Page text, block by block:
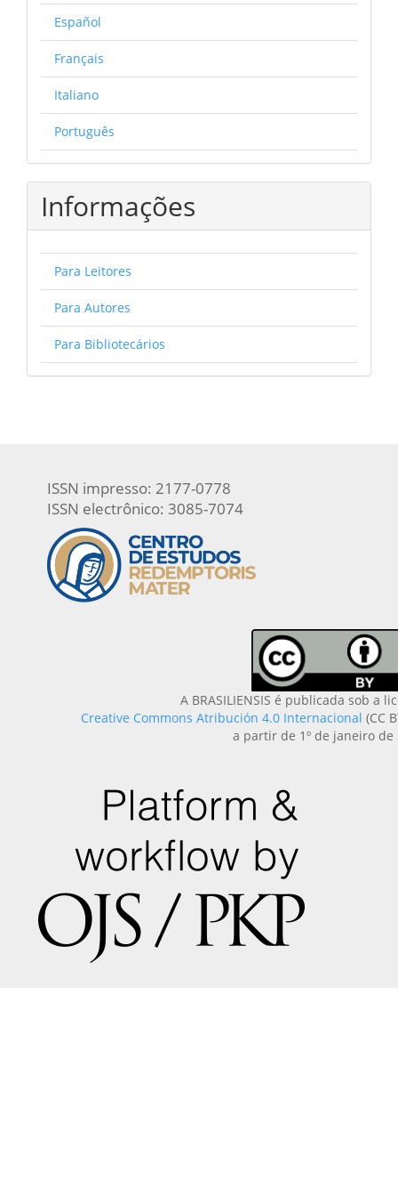
Español
Français
Italiano
Português
Informações
Para Leitores
Para Autores
Para Bibliotecários
ISSN impresso: 2177-0778
ISSN electrônico: 3085-7074
A BRASILIENSIS é publicada sob a
Creative Commons Atribución 4.0 Internacional (CC
a partir de 1º de janeiro de